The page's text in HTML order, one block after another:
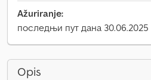
Ažuriranje:
последњи пут дана 30.06.2025
Opis